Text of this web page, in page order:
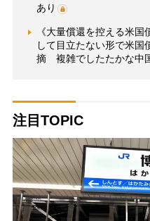
あり
《大量償還を控える米
して目立たない形で米国
摘 複雑でしたたかな中
注目TOPIC